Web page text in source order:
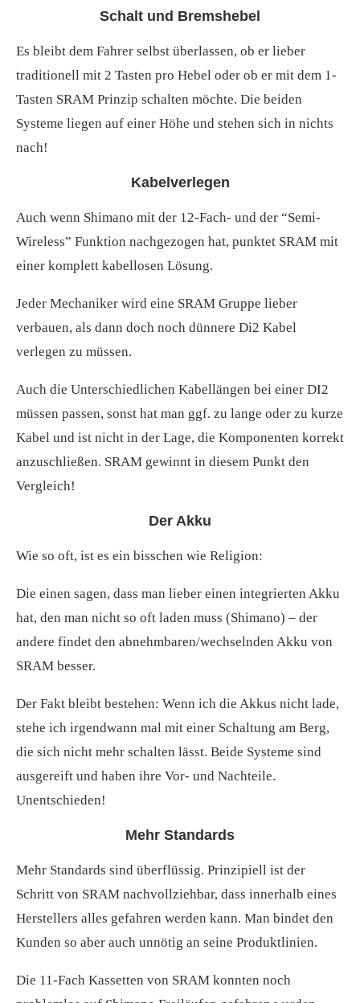
Schalt und Bremshebel
Es bleibt dem Fahrer selbst überlassen, ob er lieber
traditionell mit 2 Tasten pro Hebel oder ob er mit dem 1-
Tasten SRAM Prinzip schalten möchte. Die beiden
Systeme liegen auf einer Höhe und stehen sich in nichts
nach!
Kabelverlegen
Auch wenn Shimano mit der 12-Fach- und der “Semi-
Wireless” Funktion nachgezogen hat, punktet SRAM mit
einer komplett kabellosen Lösung.
Jeder Mechaniker wird eine SRAM Gruppe lieber
verbauen, als dann doch noch dünnere Di2 Kabel
verlegen zu müssen.
Auch die Unterschiedlichen Kabellängen bei einer DI2
müssen passen, sonst hat man ggf. zu lange oder zu kurze
Kabel und ist nicht in der Lage, die Komponenten korrekt
anzuschließen. SRAM gewinnt in diesem Punkt den
Vergleich!
Der Akku
Wie so oft, ist es ein bisschen wie Religion:
Die einen sagen, dass man lieber einen integrierten Akku
hat, den man nicht so oft laden muss (Shimano) – der
andere findet den abnehmbaren/wechselnden Akku von
SRAM besser.
Der Fakt bleibt bestehen: Wenn ich die Akkus nicht lade,
stehe ich irgendwann mal mit einer Schaltung am Berg,
die sich nicht mehr schalten lässt. Beide Systeme sind
ausgereift und haben ihre Vor- und Nachteile.
Unentschieden!
Mehr Standards
Mehr Standards sind überflüssig. Prinzipiell ist der
Schritt von SRAM nachvollziehbar, dass innerhalb eines
Herstellers alles gefahren werden kann. Man bindet den
Kunden so aber auch unnötig an seine Produktlinien.
Die 11-Fach Kassetten von SRAM konnten noch